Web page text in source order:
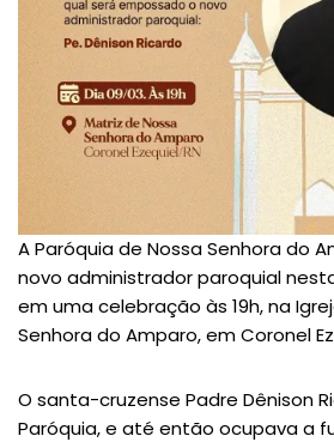
A Paróquia de Nossa Senhora do
novo administrador paroquial
em uma celebração às 19h, na
Senhora do Amparo, em Coronel
O santa-cruzense Padre Dênison
Paróquia, e até então ocupava a